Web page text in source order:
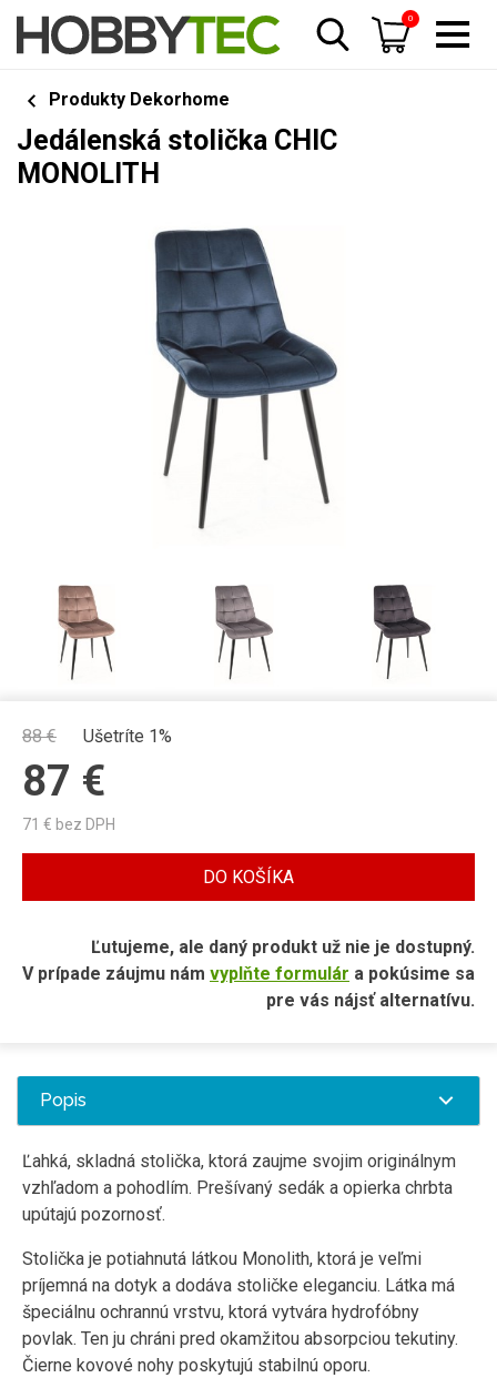
0
Produkty Dekorhome
Jedálenská stolička CHIC
MONOLITH
88€ Ušetríte 1%
87 €
71 € bez DPH
DO KOŠÍKA
Ľutujeme, ale daný produkt už nie je dostupný.
V prípade záujmu nám vyplňte formulár a pokúsime sa
pre vás nájsť alternatívu.
Popis
Ľahká, skladná stolička, ktorá zaujme svojim originálnym
vzhľadom a pohodlím. Prešívaný sedák a opierka chrbta
upútajú pozornosť.
Stolička je potiahnutá látkou Monolith, ktorá je veľmi
príjemná na dotyk a dodáva stoličke eleganciu. Látka má
špeciálnu ochrannú vrstvu, ktorá vytvára hydrofóbny
povlak. Ten ju chráni pred okamžitou absorpciou tekutiny.
Čierne kovové nohy poskytujú stabilnú oporu.